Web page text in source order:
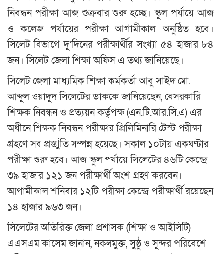
নিবন্ধন পরীক্ষা আজ শুক্রবার শুরু হচ্ছে। স্কুল পর্যায়ে আজ
ও কলেজ পর্যায়ের পরীক্ষা আগামীকাল অনুষ্ঠিত হবে।
সিলেট বিভাগে দু’দিনের পরীক্ষার্থীর সংখ্যা ৫৪ হাজার ৮৪
জন। সিলেট জেলা শিক্ষা অফিস এ তথ্য জানিয়েছে।
সিলেট জেলা মাধ্যমিক শিক্ষা কর্মকর্তা আবু সাইদ মো.
আব্দুল ওয়াদুদ সিলেটের ডাককে জানিয়েছেন, বেসরকারি
শিক্ষক নিবন্ধন ও প্রত্যয়ন কর্তৃপক্ষ (এন.টি.আর.সি.এ) এর
অধীনে শিক্ষক নিবন্ধন পরীক্ষার প্রিলিমিনারি টেস্ট পরীক্ষা
গ্রহণে সব প্রস্তÍুতি সম্পন্ন হয়েছে। সকাল ১০টায় একঘণ্টার
পরীক্ষা শুরু হবে। আজ স্কুল পর্যায়ে সিলেটের ৪৬টি কেন্দ্রে
৩৯ হাজার ১২১ জন পরীক্ষার্থী অংশ গ্রহণ করবেন।
আগামীকাল শনিবার ১২টি পরীক্ষা কেন্দ্রে পরীক্ষার্থী রয়েছেন
১৪ হাজার ৯৬৩ জন।
সিলেটের অতিরিক্ত জেলা প্রশাসক (শিক্ষা ও আইসিটি)
এএসএম কাসেম জানান, নকলমুক্ত, সুষ্ঠু ও সুন্দর পরিবেশে